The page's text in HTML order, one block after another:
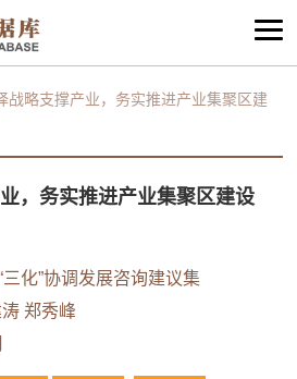
战略支撑产业，务实推进产业集聚区建
，务实推进产业集聚区建设
三化”协调发展咨询建议集
郑秀峰